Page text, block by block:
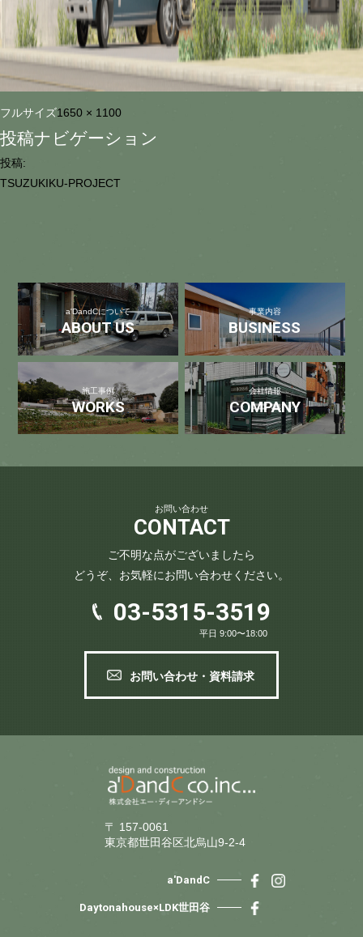
フルサイズ1650 × 1100
投稿ナビゲーション
投稿:
TSUZUKIKU-PROJECT
a'DandCについて
ABOUT US
事業内容
BUSINESS
施工事例
WORKS
会社情報
COMPANY
お問い合わせ
CONTACT
ご不明な点がございましたら
どうぞ、お気軽にお問い合わせください。
03-5315-3519
平日 9:00〜18:00
お問い合わせ・資料請求
〒 157-0061
東京都世田谷区北烏山9-2-4
a'DandC
Daytonahouse×LDK世田谷